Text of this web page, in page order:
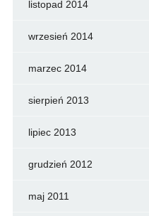
listopad 2014
wrzesień 2014
marzec 2014
sierpień 2013
lipiec 2013
grudzień 2012
maj 2011